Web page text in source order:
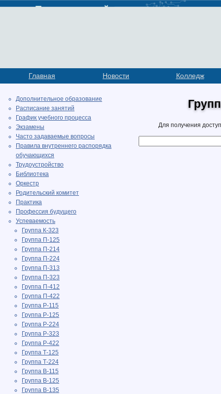
Главная Новости Колледж
Дополнительное образование
Расписание занятий
График учебного процесса
Экзамены
Часто задаваемые вопросы
Правила внутреннего распорядка
обучающихся
Трудоустройство
Библиотека
Оркестр
Родительский комитет
Практика
Профессия будущего
Успеваемость
Группа К-323
Группа П-125
Группа П-214
Группа П-224
Группа П-313
Группа П-323
Группа П-412
Группа П-422
Группа Р-115
Группа Р-125
Группа Р-224
Группа Р-323
Группа Р-422
Группа Т-125
Группа Т-224
Группа В-115
Группа В-125
Группа В-135
Для получения